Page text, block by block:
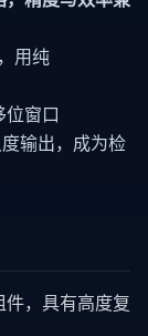
用纯
位窗口
输出，成为检
，具有高度复